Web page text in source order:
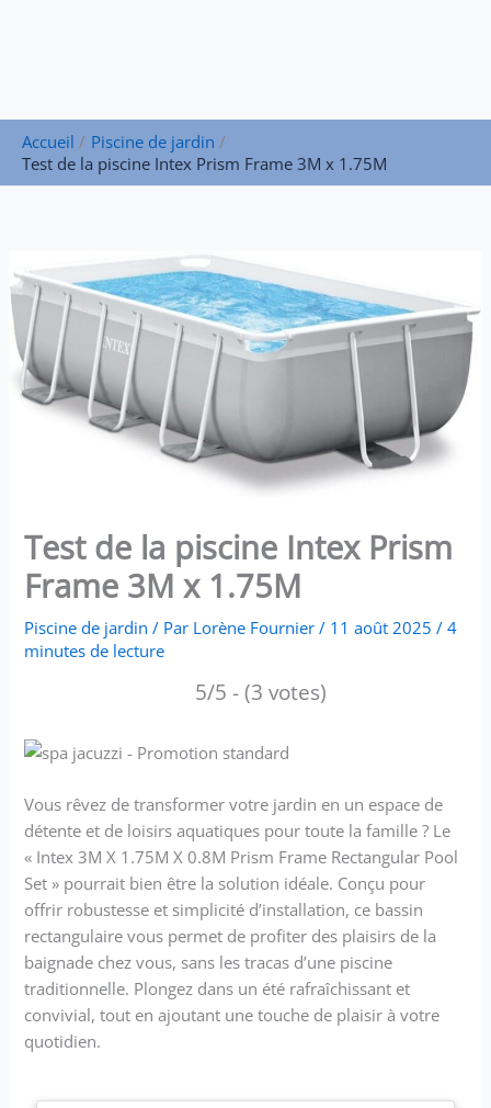
Accueil
Piscine de jardin
Test de la piscine Intex Prism Frame 3M x 1.75M
Test de la piscine Intex Prism
Frame 3M x 1.75M
Piscine de jardin / Par Lorène Fournier/ 11 août 2025/4
minutes de lecture
5/5 - (3 votes)
Vous rêvez de transformer votre jardin en un espace de
détente et de loisirs aquatiques pour toute la famille ? Le
« Intex 3M X 1.75M X 0.8M Prism Frame Rectangular Pool
Set » pourrait bien être la solution idéale. Conçu pour
offrir robustesse et simplicité d’installation, ce bassin
rectangulaire vous permet de profiter des plaisirs de la
baignade chez vous, sans les tracas d’une piscine
traditionnelle. Plongez dans un été rafraîchissant et
convivial, tout en ajoutant une touche de plaisir à votre
quotidien.